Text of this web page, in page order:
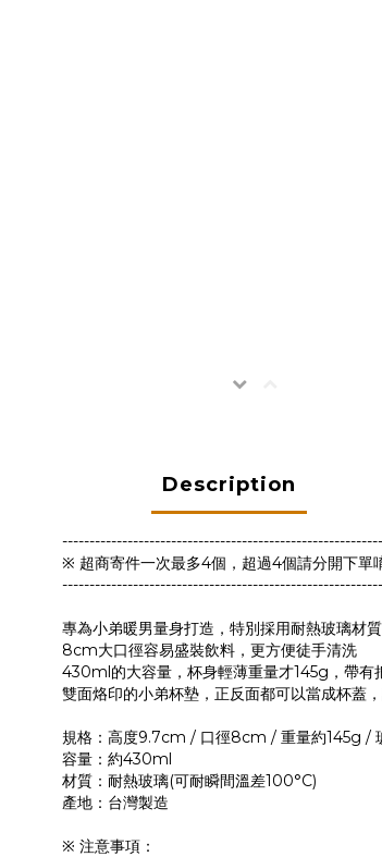
Description
※ 超商寄件一次最多4個，超過4個請分開下單
專為小弟暖男量身打造，特別採用耐熱玻璃材
8cm大口徑容易盛裝飲料，更方便徒手清洗
430ml的大容量，杯身輕薄重量才145g，帶有
雙面烙印的小弟杯墊，正反面都可以當成杯蓋
規格：高度9.7cm / 口徑8cm / 重量約145g /
容量：約430ml
材質：耐熱玻璃(可耐瞬間溫差100°C)
產地：台灣製造
※ 注意事項：